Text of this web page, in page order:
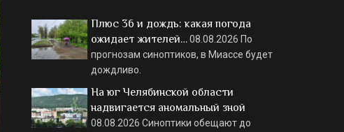
Плюс 36 и дождь: какая погода
ожидает жителей…08.08.2026 По
прогнозам синоптиков, в Миассе будет
дождливо.
На юг Челябинской области
надвигается аномальный зной
08.08.2026 Синоптики обещают до